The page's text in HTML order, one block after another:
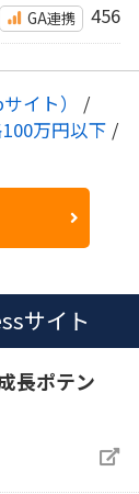
GA連携 456
イト） /
万円以下 /
サイト
長ポテン